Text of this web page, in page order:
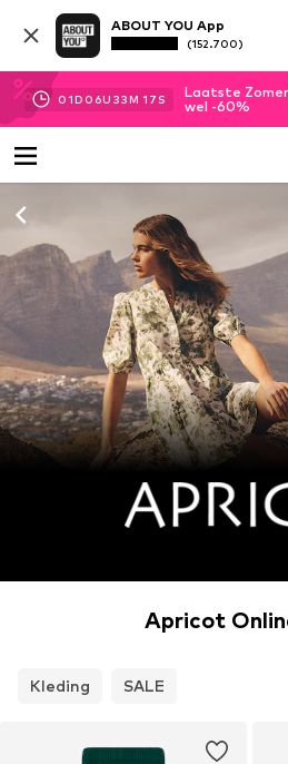
ABOUT YOU App
(152.700)
01D 06U 33M 15 S
Laatste
wel -60%
Apricot
Kleding SALE